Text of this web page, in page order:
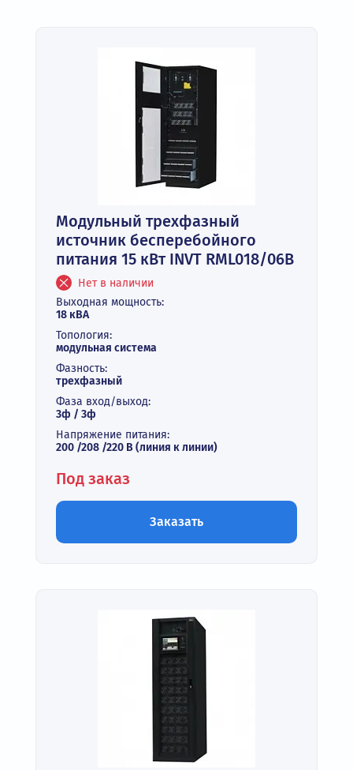
Модульный трехфазный
источник бесперебойного
питания 15 кВт INVT RML018/06B
Нет в наличии
Выходная мощность:
18 кВА
Топология:
модульная система
Фазность:
трехфазный
Фаза вход/выход:
3ф / 3ф
Напряжение питания:
200 /208 /220 В (линия к линии)
Под заказ
Заказать